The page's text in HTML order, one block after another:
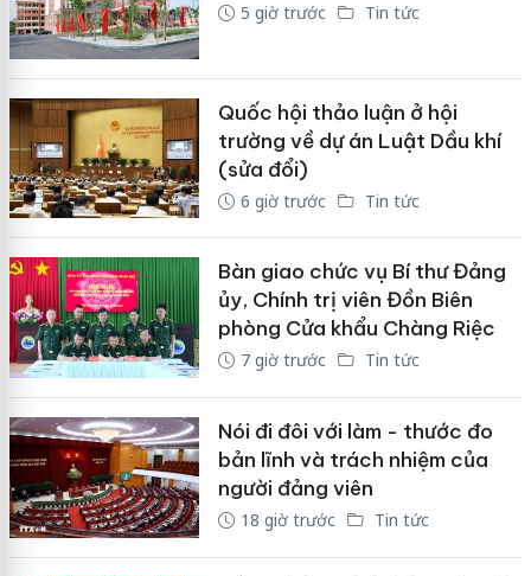
5 giờ trước Tin tức
Quốc hội thảo luận ở hội
trường về dự án Luật Dầu khí
(sửa đổi)
6 giờ trước Tin tức
Bàn giao chức vụ Bí thư Đảng
ủy, Chính trị viên Đồn Biên
phòng Cửa khẩu Chàng Riệc
7 giờ trước Tin tức
Nói đi đôi với làm - thước đo
bản lĩnh và trách nhiệm của
người đảng viên
18 giờ trước Tin tức